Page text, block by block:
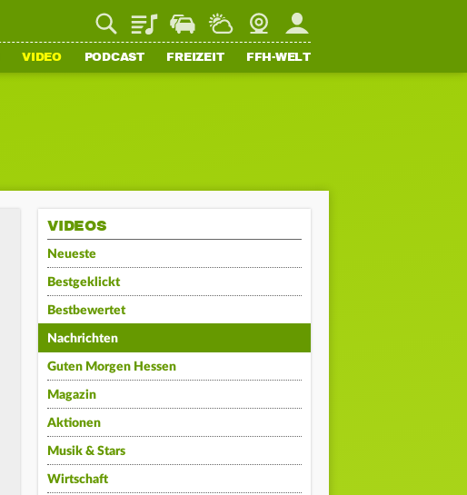
PlaylistStaupilotWetterWebcamMein FFH
VIDEO PODCAST FREIZEIT FFH-WELT
VIDEOS
Neueste
Bestgeklickt
Bestbewertet
Nachrichten
Guten Morgen Hessen
Magazin
Aktionen
Musik & Stars
Wirtschaft